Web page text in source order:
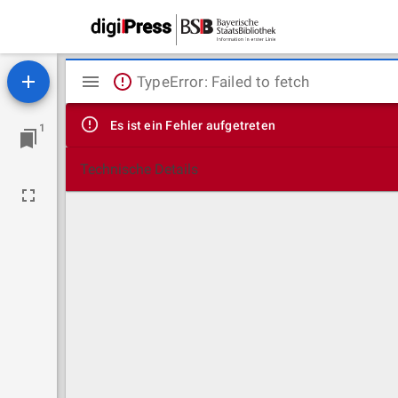
1
Mirador
Viewer
TypeError: Failed to fetch
Es ist ein Fehler aufgetreten
Technische Details